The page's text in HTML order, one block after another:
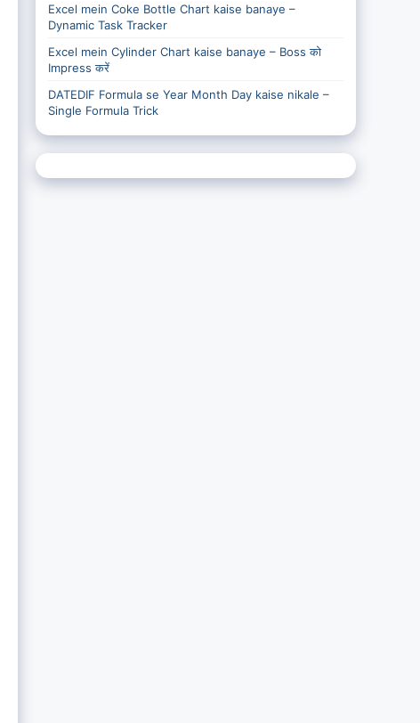
Excel mein Coke Bottle Chart kaise banaye –
Dynamic Task Tracker
Excel mein Cylinder Chart kaise banaye – Boss को
Impress करें
DATEDIF Formula se Year Month Day kaise nikale –
Single Formula Trick